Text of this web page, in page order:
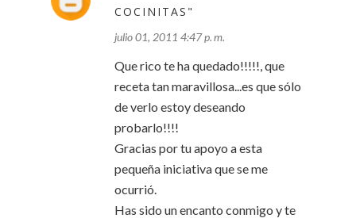
COCINITAS"
julio 01, 2011 4:47 p. m.
Que rico te ha quedado!!!!!, que
receta tan maravillosa...es que sólo
de verlo estoy deseando
probarlo!!!!
Gracias por tu apoyo a esta
pequeña iniciativa que se me
ocurrió.
Has sido un encanto conmigo y te